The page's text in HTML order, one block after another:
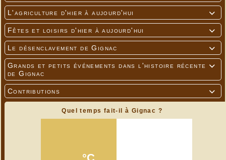

L'agriculture d'hier à aujourd'hui

Fêtes et loisirs d'hier à aujourd'hui

Le désenclavement de Gignac

Grands et petits événements dans l'histoire récente
de Gignac

Contributions
Quel temps fait-il à Gignac ?